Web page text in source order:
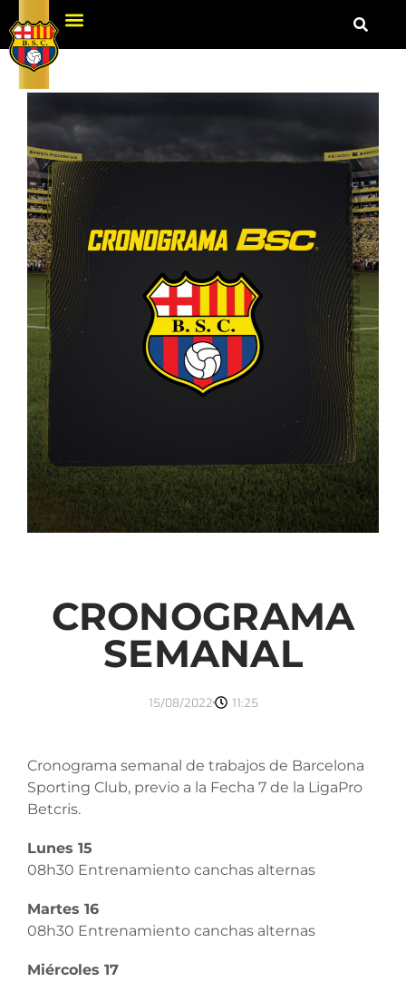
CRONOGRAMA
SEMANAL
15/08/2022 11:25
Cronograma semanal de trabajos de Barcelona
Sporting Club, previo a la Fecha 7 de la LigaPro
Betcris.
Lunes 15
08h30 Entrenamiento canchas alternas
Martes 16
08h30 Entrenamiento canchas alternas
Miércoles 17